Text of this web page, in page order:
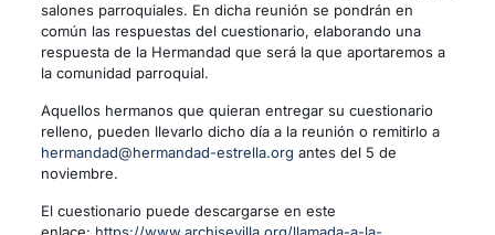
salones parroquiales. En dicha reunión se pondrán en
común las respuestas del cuestionario, elaborando una
respuesta de la Hermandad que será la que aportaremos a
la comunidad parroquial.
Aquellos hermanos que quieran entregar su cuestionario
relleno, pueden llevarlo dicho día a la reunión o remitirlo a
hermandad@hermandad-estrella.org antes del 5 de
noviembre.
El cuestionario puede descargarse en este